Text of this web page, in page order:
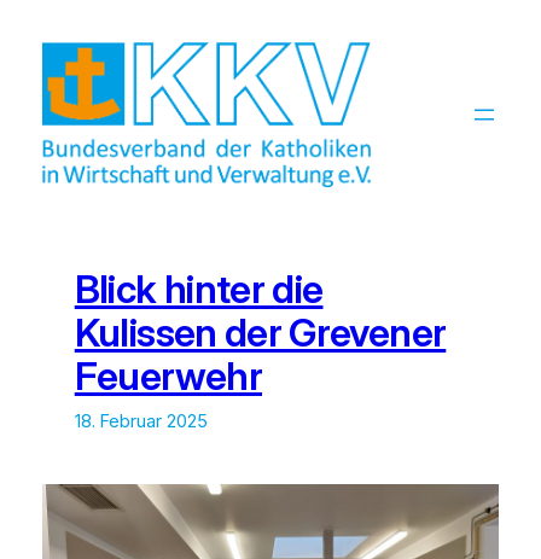
Inhalt
springen
Blick hinter die
Kulissen der Grevener
Feuerwehr
18. Februar 2025